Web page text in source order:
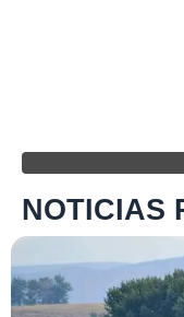
NOTICIAS